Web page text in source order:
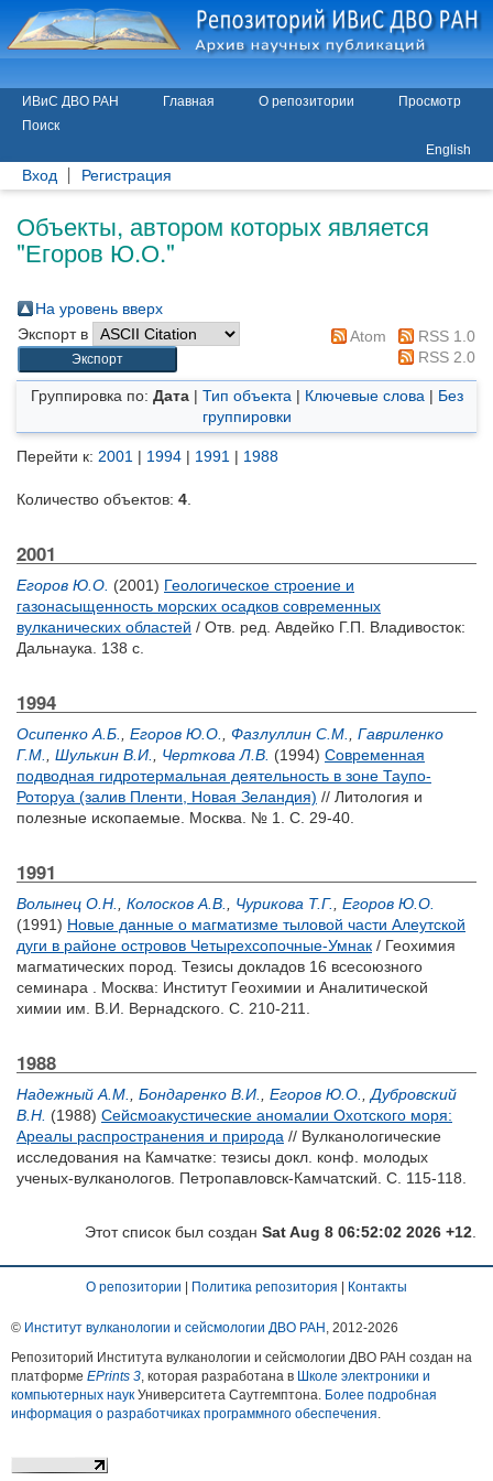
ИВиС ДВО РАН Главная О репозитории
Просмотр
Поиск
English
Вход Регистрация
Объекты, автором которых является
"Егоров Ю.О."
На уровень вверх
Экспорт в
Atom
RSS 1.0
RSS 2.0
Группировка по: Дата| Тип объекта | Ключевые слова | Без
группировки
Перейти к: 2001 | 1994 | 1991 | 1988
Количество объектов: 4
2001
Егоров Ю.О. (2001) Геологическое строение и
газонасыщенность морских осадков современных
вулканических областей / Отв. ред. Авдейко Г.П.
Владивосток:
Дальнаука. 138 с.
1994
Осипенко А.Б. Егоров Ю.О. Фазлуллин С.М.
Гавриленко
Г.М.
Шулькин В.И. Черткова Л.В. (1994) Современная
подводная гидротермальная деятельность в зоне Таупо-
Роторуа (залив Пленти, Новая Зеландия) // Литология и
полезные ископаемые. Москва. № 1. С. 29-40.
1991
Волынец О.Н. Колосков А.В. Чурикова Т.Г.
Егоров Ю.О.
(1991) Новые данные о магматизме тыловой части Алеутской
дуги в районе островов Четырехсопочные-Умнак / Геохимия
магматических пород. Тезисы докладов 16 всесоюзного
семинара . Москва: Институт Геохимии и Аналитической
химии им. В.И. Вернадского. С. 210-211.
1988
Надежный А.М. Бондаренко В.И. Егоров Ю.О.
Дубровский
В.Н. (1988) Сейсмоакустические аномалии Охотского моря:
Ареалы распространения и природа // Вулканологические
исследования на Камчатке: тезисы докл. конф. молодых
ученых-вулканологов. Петропавловск-Камчатский. С. 115-118.
Этот список был создан Sat Aug 8 06:52:02 2026 +12
О репозитории Политика репозитория Контакты
© Институт вулканологии и сейсмологии ДВО РАН , 2012-2026
Репозиторий Института вулканологии и сейсмологии ДВО РАН создан на
платформе EPrints 3, которая разработана в Школе электроники и
компьютерных наук Университета Саутгемптона. Более подробная
информация о разработчиках программного обеспечения.